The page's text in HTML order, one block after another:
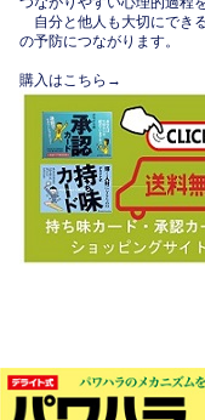
自分と他人も大切にでき
の予防につながります。
購入はこちら→